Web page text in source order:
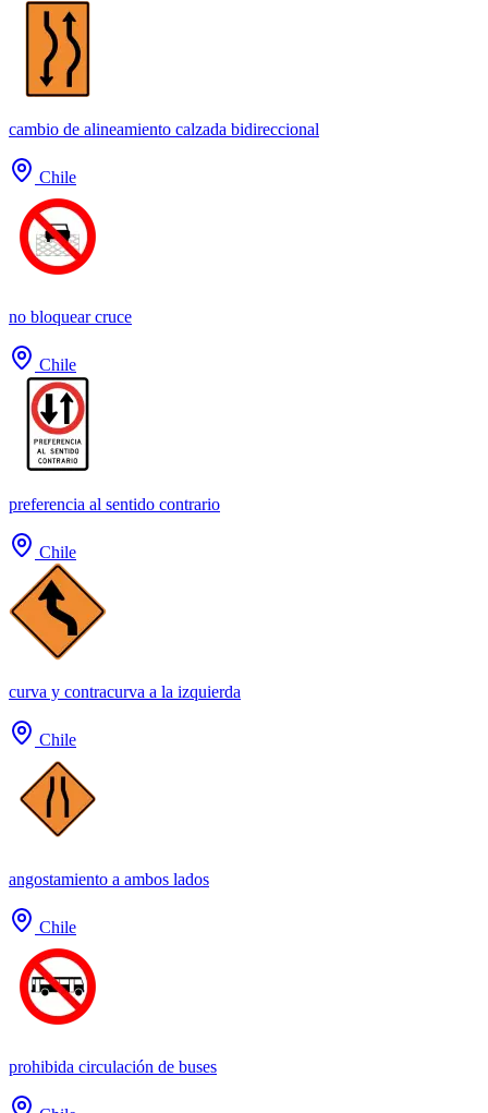
cambio de alineamiento calzada bidireccional
Chile
no bloquear cruce
Chile
preferencia al sentido contrario
Chile
curva y contracurva a la izquierda
Chile
angostamiento a ambos lados
Chile
prohibida circulación de buses